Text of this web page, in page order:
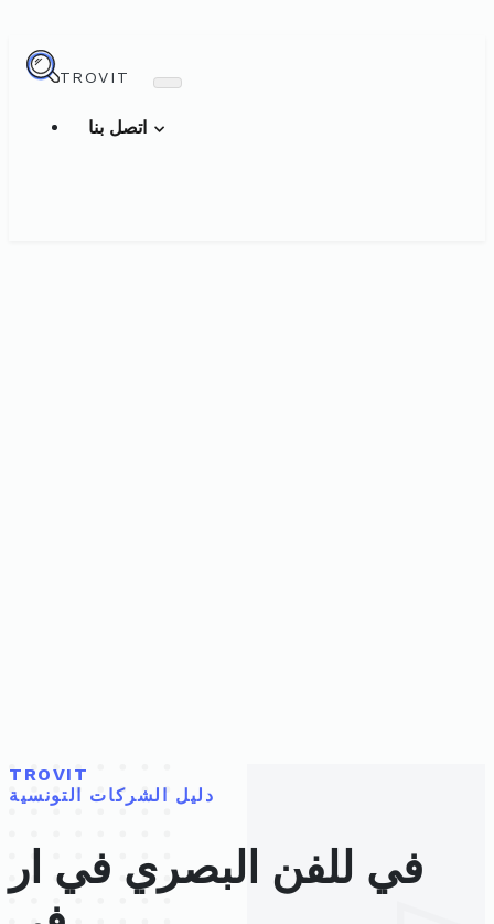
TROVIT
TROVIT
دليل الشركات التونسية
في للفن البصري في ار